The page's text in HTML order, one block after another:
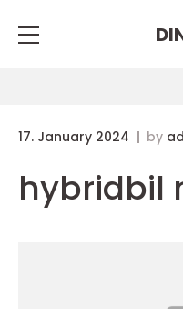
17. January 2024 by
hybridbil